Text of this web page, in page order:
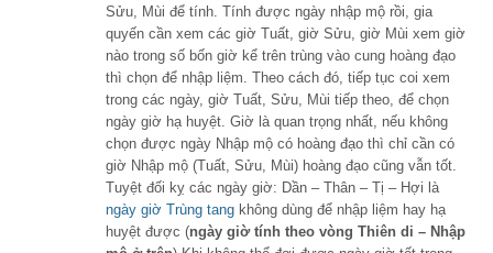
Sửu, Mùi để tính. Tính được ngày nhập mộ rồi, gia
quyến cần xem các giờ Tuất, giờ Sửu, giờ Mùi xem giờ
nào trong số bốn giờ kể trên trùng vào cung hoàng đạo
thì chọn để nhập liệm. Theo cách đó, tiếp tục coi xem
trong các ngày, giờ Tuất, Sửu, Mùi tiếp theo, để chọn
ngày giờ hạ huyệt. Giờ là quan trọng nhất, nếu không
chọn được ngày Nhập mộ có hoàng đạo thì chỉ cần có
giờ Nhập mộ (Tuất, Sửu, Mùi) hoàng đạo cũng vẫn tốt.
Tuyệt đối kỵ các ngày giờ: Dần – Thân – Tị – Hợi là
ngày giờ Trùng tang không dùng để nhập liệm hay hạ
huyệt được (ngày giờ tính theo vòng Thiên di – Nhập